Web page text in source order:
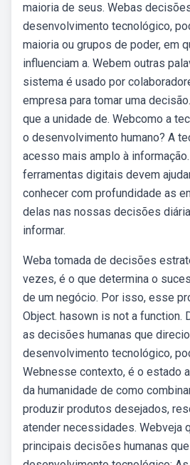
maioria de seus. Webas
desenvolvimento tecnológico,
maioria ou grupos de poder, em
influenciam a. Webem outras
sistema é usado por
empresa para tomar uma
que a unidade de. Webcomo a
o desenvolvimento humano? A
acesso mais amplo à
ferramentas digitais devem
conhecer com profundidade as
delas nas nossas decisões
informar.
Weba tomada de decisões
vezes, é o que determina o
de um negócio. Por isso, esse
Object. hasown is not a function.
as decisões humanas que
desenvolvimento tecnológico,
Webnesse contexto, é o estado
da humanidade de como
produzir produtos desejados,
atender necessidades. Webveja
principais decisões humanas